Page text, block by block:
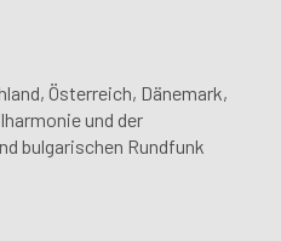
Österreich, Dänemark,
und der
bulgarischen Rundfunk